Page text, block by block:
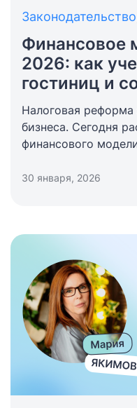
Законодательство
Финансовое
2026: как
гостиниц и
Налоговая реформа
бизнеса. Сегодня
финансового
гостиничного
30 января, 2026